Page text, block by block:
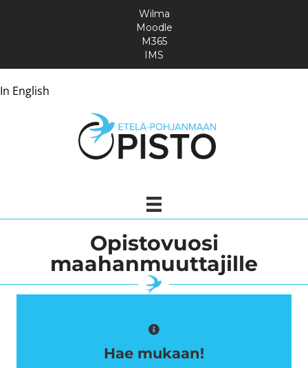
In English
Wilma
Moodle
M365
IMS
Opistovuosi
maahanmuuttajille
Hae mukaan!